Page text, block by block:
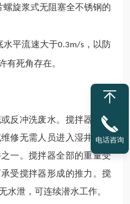
旋浆式无阻塞全不锈钢的
水平流速大于0.3m/s，以防
有死角存在。
反冲洗废水。搅拌器可上
修无需人员进入湿井。滑
一。搅拌器全部的重量受
受搅拌器形成的推力。搅
水泄，可连续潜水工作。
电话咨询